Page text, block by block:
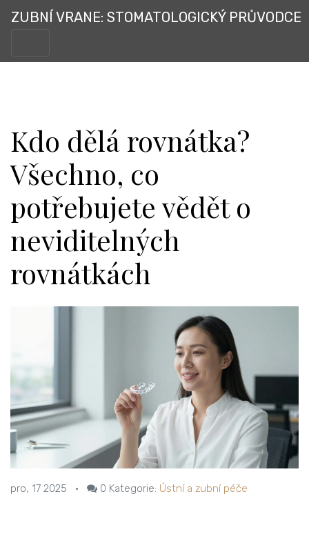
ZUBNÍ VRANE: STOMATOLOGICKÝ PRŮVODCE
Kdo dělá rovnátka?
Všechno, co
potřebujete vědět o
neviditelných
rovnátkách
pro, 17 2025 • 0 Kategorie: Ústní a zubní péče